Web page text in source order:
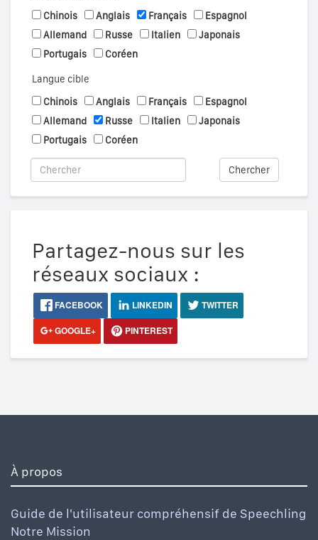
Chinois
Anglais Français
Espagnol
Allemand
Russe Italien
Japonais
Portugais
Coréen
Langue cible
Chinois
Anglais Français
Espagnol
Allemand
Russe Italien
Japonais
Portugais
Coréen
Chercher
Partagez-nous sur les
réseaux sociaux :
FACEBOOK LINKEDIN
TWITTER
GOOGLE+
PINTEREST
À propos
Guide de l'utilisateur compréhensif de Speechling
Notre Mission